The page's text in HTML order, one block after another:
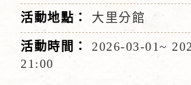
大里分館
2026-03-01~
21:00